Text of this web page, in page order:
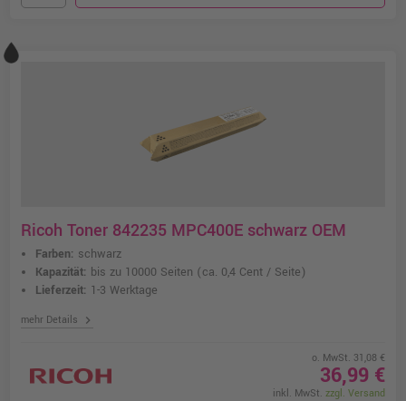
Ricoh Toner 842235 MPC400E schwarz OEM
Farben: schwarz
Kapazität: bis zu 10000 Seiten (ca. 0,4 Cent / Seite)
Lieferzeit: 1-3 Werktage
mehr Details chevron_right
o. MwSt. 31,08 €
36,99 €
inkl. MwSt. zzgl. Versand